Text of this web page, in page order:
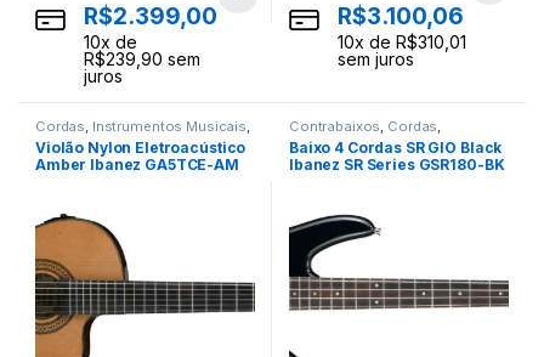
R$2.399,00
10x de
R$239,90 sem
juros
R$3.100,06
10x de R$310,01
sem juros
Cordas Instrumentos Musicais
Violoes
Violão Nylon Eletroacústico
Amber Ibanez GA5TCE-AM
Contrabaixos Cordas
Instrumentos Musicais
Baixo 4 Cordas SR GIO Black
Ibanez SR Series GSR180-BK